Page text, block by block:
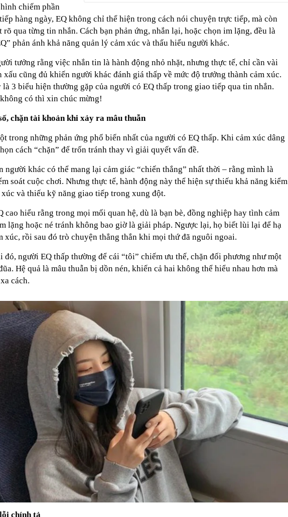
chiếm phần
hàng ngày, EQ không chỉ thể hiện trong cách nói chuyện trực tiếp, mà còn
rõ qua từng tin nhắn. Cách bạn phản ứng, nhắn lại, hoặc chọn im lặng, đều là
phản ánh khả năng quản lý cảm xúc và thấu hiểu người khác.
tưởng rằng việc nhắn tin là hành động nhỏ nhặt, nhưng thực tế, chỉ cần vài
xấu cũng đủ khiến người khác đánh giá thấp về mức độ trưởng thành cảm xúc.
là 3 biểu hiện thường gặp của người có EQ thấp trong giao tiếp qua tin nhắn.
có thì xin chúc mừng!
chặn tài khoản khi xảy ra mâu thuẫn
trong những phản ứng phổ biến nhất của người có EQ thấp. Khi cảm xúc dâng
cách “chặn” để trốn tránh thay vì giải quyết vấn đề.
người khác có thể mang lại cảm giác “chiến thắng” nhất thời – rằng mình là
soát cuộc chơi. Nhưng thực tế, hành động này thể hiện sự thiếu khả năng kiểm
xúc và thiếu kỹ năng giao tiếp trong xung đột.
cao hiểu rằng trong mọi mối quan hệ, dù là bạn bè, đồng nghiệp hay tình cảm
lặng hoặc né tránh không bao giờ là giải pháp. Ngược lại, họ biết lùi lại để hạ
xúc, rồi sau đó trò chuyện thẳng thắn khi mọi thứ đã nguôi ngoai.
đó, người EQ thấp thường để cái “tôi” chiếm ưu thế, chặn đối phương như một
Hệ quả là mâu thuẫn bị dồn nén, khiến cả hai không thể hiểu nhau hơn mà
cách.
chính tả